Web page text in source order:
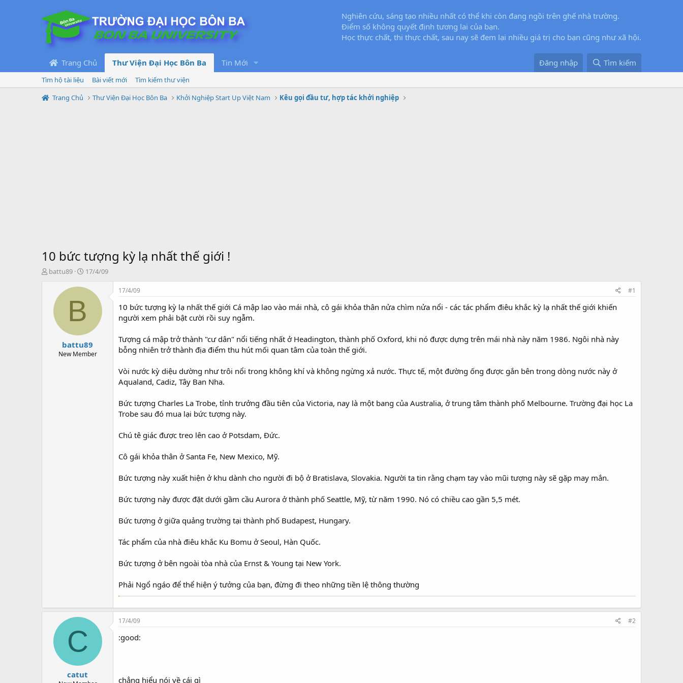
Nghiên cứu, sáng tạo nhiều nhất có thể khi còn đang ngồi trên ghế nhà trường.
Điểm số không quyết định tương lai của bạn.
Học thực chất, thi thực chất, sau nay sẽ đem lại nhiều giá trị cho bạn cũng như xã hội.
Trang Chủ Thư Viện Đại Học Bôn Ba Tin Mới Đăng nhập Tìm kiếm
Tìm hộ tài liệu Bài viết mới
Tìm kiếm thư viện
Trang Chủ
Thư Viện Đại Học Bôn Ba Khởi Nghiệp Start Up Việt Nam Kêu gọi đầu tư, hợp tác khởi nghiệp
10 bức tượng kỳ lạ nhất thế giới !
T
battu89
S
a
d
t
e
17/4/09
B
battu89
New Member
17/4/09 #1
10 bức tượng kỳ lạ nhất thế giới Cá mập lao vào mái nhà, cô gái khỏa thân nửa chìm nửa nổi - các tác phẩm điêu khắc kỳ lạ nhất thế giới khiến
người xem phải bật cười rồi suy ngẫm.
Tượng cá mập trở thành "cư dân" nổi tiếng nhất ở Headington, thành phố Oxford, khi nó được dựng trên mái nhà này năm 1986. Ngôi nhà này
bỗng nhiên trở thành địa điểm thu hút mối quan tâm của toàn thế giới.
Vòi nước kỳ diệu dường như trôi nổi trong không khí và không ngừng xả nước. Thực tế, một đường ống được gắn bên trong dòng nước này ở
Aqualand, Cadiz, Tây Ban Nha.
Bức tượng Charles La Trobe, tỉnh trưởng đầu tiên của Victoria, nay là một bang của Australia, ở trung tâm thành phố Melbourne. Trường đại học La
Trobe sau đó mua lại bức tượng này.
Chú tê giác được treo lên cao ở Potsdam, Đức.
Cô gái khỏa thân ở Santa Fe, New Mexico, Mỹ.
Bức tượng này xuất hiện ở khu dành cho người đi bộ ở Bratislava, Slovakia. Người ta tin rằng chạm tay vào mũi tượng này sẽ gặp may mắn.
Bức tượng này được đặt dưới gầm cầu Aurora ở thành phố Seattle, Mỹ, từ năm 1990. Nó có chiều cao gần 5,5 mét.
Bức tượng ở giữa quảng trường tại thành phố Budapest, Hungary.
Tác phẩm của nhà điêu khắc Ku Bomu ở Seoul, Hàn Quốc.
Bức tượng ở bên ngoài tòa nhà của Ernst & Young tại New York.
Phải Ngổ ngáo để thể hiện ý tưởng của bạn, đừng đi theo những tiền lệ thông thường
C
catut
17/4/09 #2
:good:
chẳng hiểu nói về cái gì